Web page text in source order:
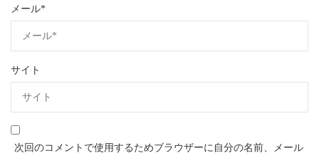
メール*
サイト
次回のコメントで使用するためブラウザーに自分の名前、メール